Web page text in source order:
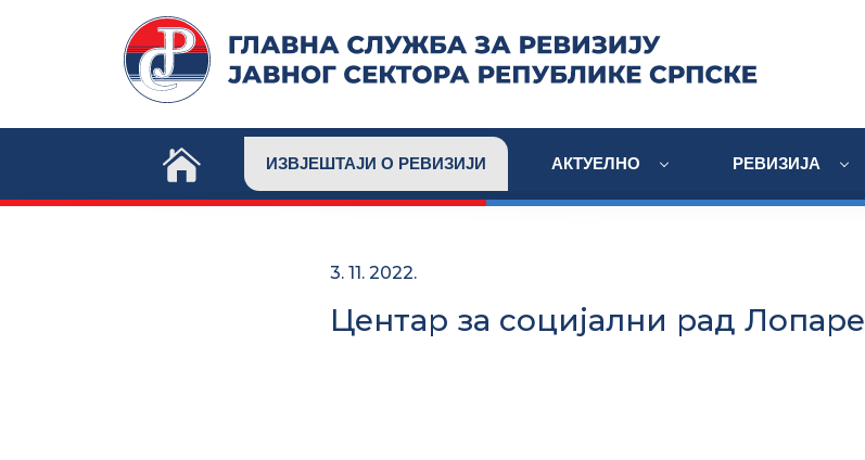
ИЗВЈЕШТАЈИ О РЕВИЗИЈИ АКТУЕЛНО РЕВИЗИЈА
3. 11. 2022.
Центар за социјални рад Лопаре